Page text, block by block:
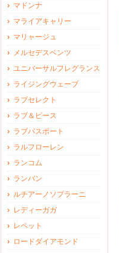
マドンナ
マライアキャリー
マリャージュ
メルセデスベンツ
ユニバーサルフレグランス
ライジングウェーブ
ラブセレクト
ラブ＆ピース
ラブパスポート
ラルフローレン
ランコム
ランバン
ルチアーノソプラーニ
レディーガガ
レペット
ロードダイアモンド